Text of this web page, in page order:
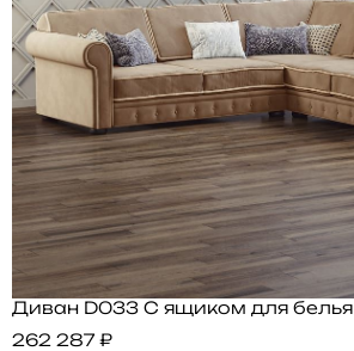
Диван D033 С ящиком для белья
262 287 ₽